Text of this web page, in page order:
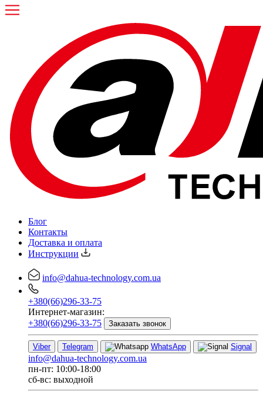
Блог
Контакты
Доставка и оплата
Инструкции
info@dahua-technology.com.ua
+380(66)296-33-75
Интернет-магазин:
+380(66)296-33-75
Заказать звонок
Viber Telegram WhatsApp Signal
info@dahua-technology.com.ua
пн-пт: 10:00-18:00
сб-вс: выходной